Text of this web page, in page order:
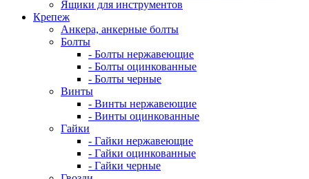
Ящики для инструментов
Крепеж
Анкера, анкерные болты
Болты
- Болты нержавеющие
- Болты оцинкованные
- Болты черные
Винты
- Винты нержавеющие
- Винты оцинкованные
Гайки
- Гайки нержавеющие
- Гайки оцинкованные
- Гайки черные